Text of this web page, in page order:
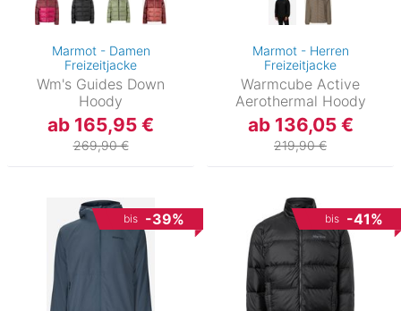
Marmot - Damen
Freizeitjacke
Wm's Guides Down
Hoody
ab 165,95 €
269,90 €
Marmot - Herren
Freizeitjacke
Warmcube Active
Aerothermal Hoody
ab 136,05 €
219,90 €
bis -39% bis -41%